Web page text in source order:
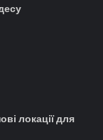
локації для